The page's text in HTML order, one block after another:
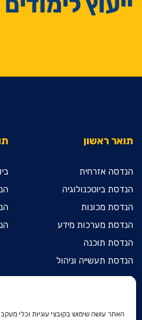
האתר עושה שימוש בקובצי עוגיות וכלי
תואר ראשון
הנדסה אזרחית
הנדסת ביוטכנולוגיה
הנדסת מכונות
הנדסת מערכות מידע
הנדסת תוכנה
הנדסת תעשייה וניהול
מדעי המחשב
הנדסת חשמל ואלקטרוניקה